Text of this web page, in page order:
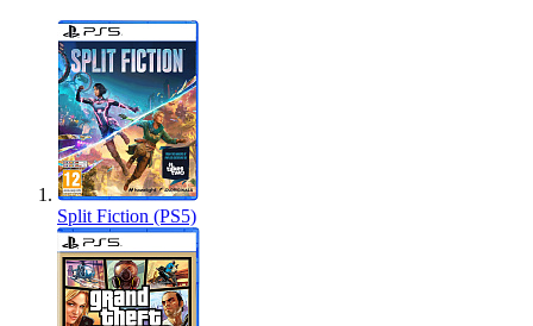
Split Fiction (PS5)